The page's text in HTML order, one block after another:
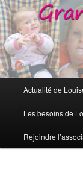
Grandir
Grandir avec
principal
Aller
au
contenu
Actualité de
Les besoins de
Rejoindre